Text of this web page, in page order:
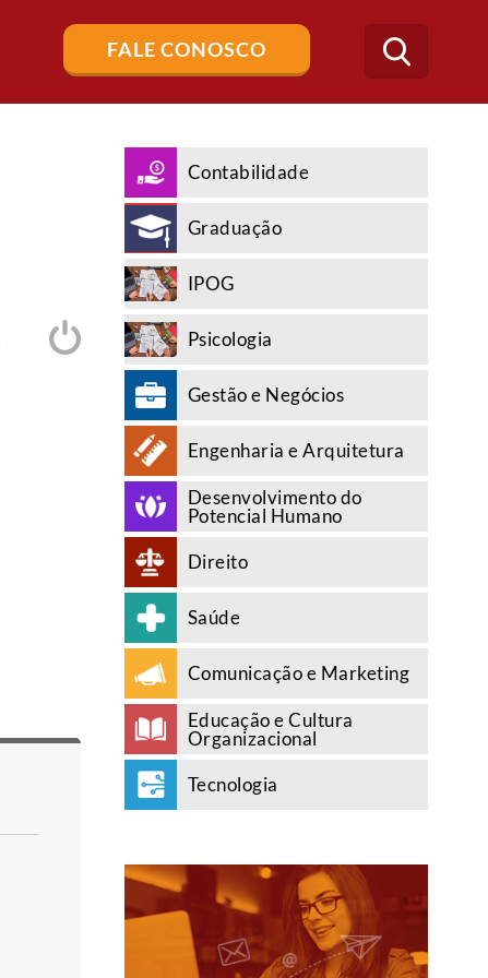
FALE CONOSCO
Buscar
no
blog
Contabilidade
Graduação
IPOG
Psicologia
Gestão e Negócios
Engenharia e Arquitetura
Desenvolvimento do
Potencial Humano
Direito
Saúde
Comunicação e Marketing
Educação e Cultura
Organizacional
Tecnologia